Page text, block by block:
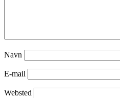
Navn
E-mail
Websted